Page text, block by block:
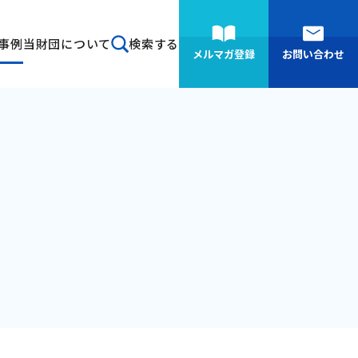
例当財団について 検索する
メルマガ登録 お問い合わせ